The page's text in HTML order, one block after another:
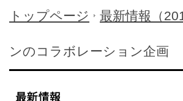
トップページ 最新情報（
ンのコラボレーション企画